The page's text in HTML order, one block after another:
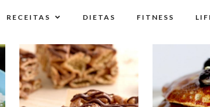
RECEITAS DIETAS FITNESS